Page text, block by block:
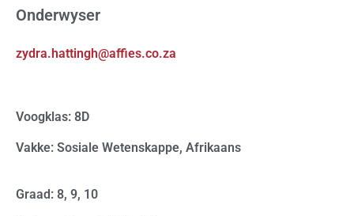
Onderwyser
zydra.hattingh@affies.co.za
Voogklas: 8D
Vakke: Sosiale Wetenskappe, Afrikaans
Graad: 8, 9, 10